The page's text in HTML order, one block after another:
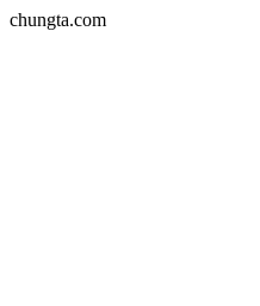
chungta.com